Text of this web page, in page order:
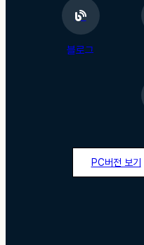
블로그
PC버전 보기